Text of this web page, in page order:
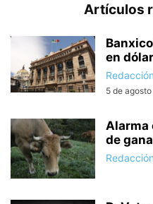
Artículos
en
5 de
Alarma
de